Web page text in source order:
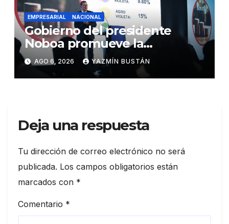
EMPRESARIAL NACIONAL
Gobierno del presidente
Noboa promueve la
autonomía económica de las
mujeres con más de USD 45
millones en financiamiento
AGO 6, 2026 YAZMÍN BUSTÁN
Deja una respuesta
Tu dirección de correo electrónico no será
publicada. Los campos obligatorios están
marcados con *
Comentario *